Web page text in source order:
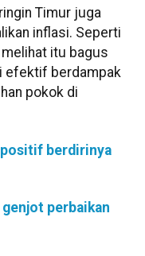
Timur juga
inflasi. Seperti
melihat itu bagus
efektif berdampak
pokok di
positif berdirinya
perbaikan